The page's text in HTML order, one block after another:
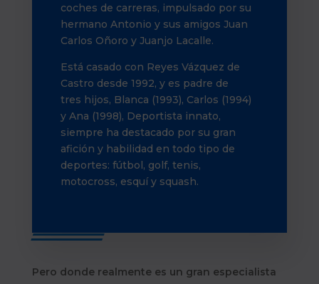
coches de carreras, impulsado por su
hermano Antonio y sus amigos Juan
Carlos Oñoro y Juanjo Lacalle.
Está casado con Reyes Vázquez de
Castro desde 1992, y es padre de
tres hijos, Blanca (1993), Carlos (1994)
y Ana (1998), Deportista innato,
siempre ha destacado por su gran
afición y habilidad en todo tipo de
deportes: fútbol, golf, tenis,
motocross, esquí y squash.
Pero donde realmente es un gran especialista